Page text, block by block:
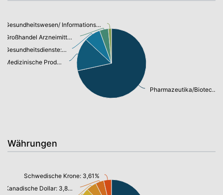
Pharmazeutika/Biotechnologie: 71,55%
Medizinische Produkte/Instrumente: 15,30%
Gesundheitsdienste: 7,58%
Großhandel Arzneimittel: 4,09%
Gesundheitswesen/ Informationstechnologie: 1,45%
Währungen
Kanadische Dollar: 3,86%
Schwedische Krone: 3,61%